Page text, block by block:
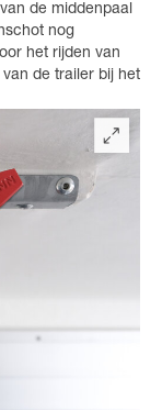
de middenpaal
nog
het rijden van
de trailer bij het